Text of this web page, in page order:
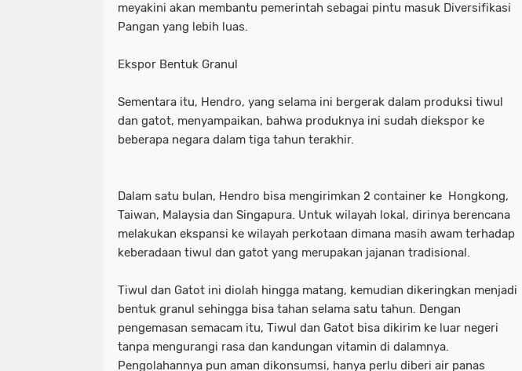
meyakini akan membantu pemerintah sebagai pintu masuk Diversifikasi
Pangan yang lebih luas.
Ekspor Bentuk Granul
Sementara itu, Hendro, yang selama ini bergerak dalam produksi tiwul
dan gatot, menyampaikan, bahwa produknya ini sudah diekspor ke
beberapa negara dalam tiga tahun terakhir.
Dalam satu bulan, Hendro bisa mengirimkan 2 container ke Hongkong,
Taiwan, Malaysia dan Singapura. Untuk wilayah lokal, dirinya berencana
melakukan ekspansi ke wilayah perkotaan dimana masih awam terhadap
keberadaan tiwul dan gatot yang merupakan jajanan tradisional.
Tiwul dan Gatot ini diolah hingga matang, kemudian dikeringkan menjadi
bentuk granul sehingga bisa tahan selama satu tahun. Dengan
pengemasan semacam itu, Tiwul dan Gatot bisa dikirim ke luar negeri
tanpa mengurangi rasa dan kandungan vitamin di dalamnya.
Pengolahannya pun aman dikonsumsi, hanya perlu diberi air panas